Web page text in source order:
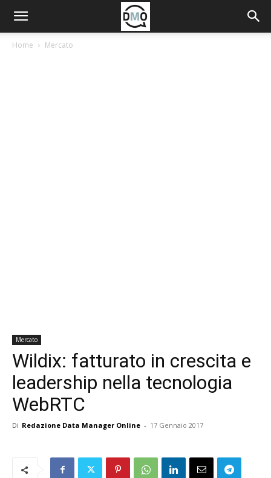
Home Mercato
Mercato
Wildix: fatturato in crescita e
leadership nella tecnologia
WebRTC
Di Redazione Data Manager Online - 17 Gennaio 2017